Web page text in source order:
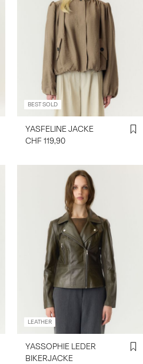
BEST SOLD
YASFELINE JACKE
CHF 119,90
LEATHER
YASSOPHIE LEDER
BIKERJACKE